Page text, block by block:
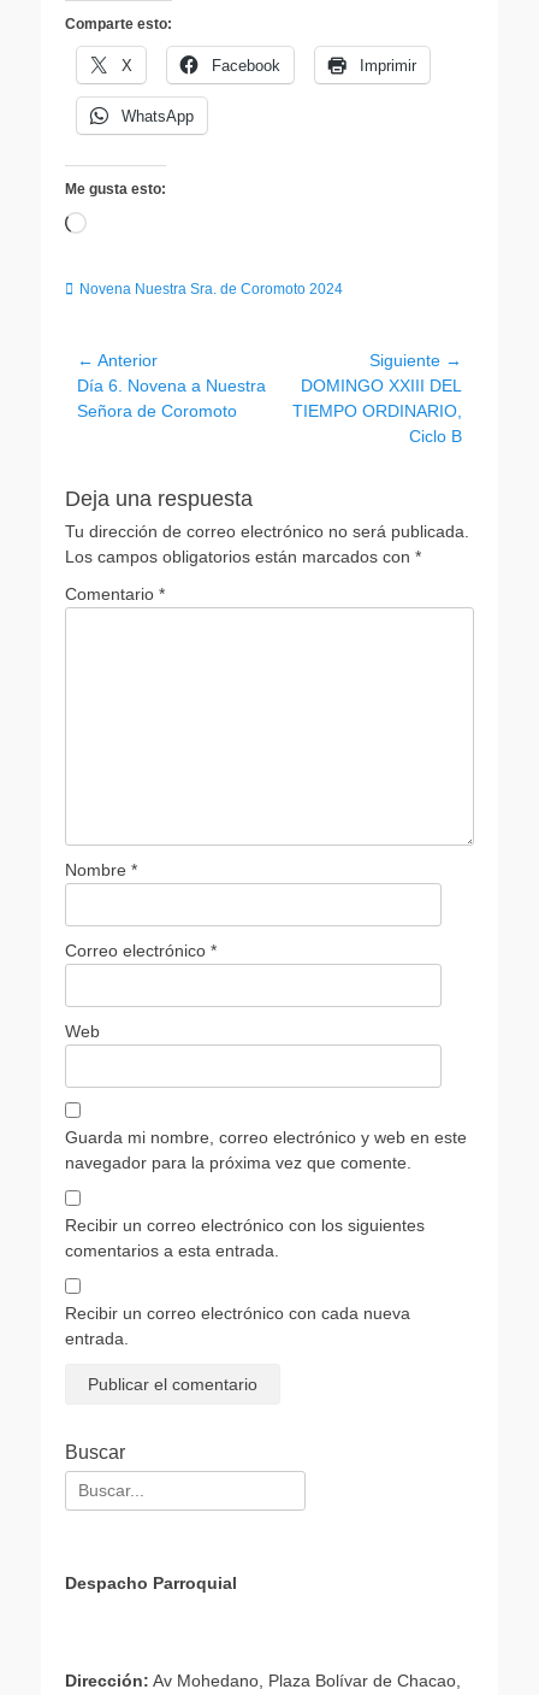
Comparte esto:
X Facebook Imprimir
WhatsApp
Me gusta esto:
Cargando...
Categorias
Novena Nuestra Sra. de Coromoto 2024
Navegación
de
entradas
← Anterior
Entrada
anterior:
Día 6. Novena a Nuestra
Señora de Coromoto
Siguiente →
Entrada
siguiente:
DOMINGO XXIII DEL
TIEMPO ORDINARIO,
Ciclo B
Deja una respuesta
Tu dirección de correo electrónico no será publicada.
Los campos obligatorios están marcados con *
Comentario *
Nombre *
Correo electrónico *
Web
Guarda mi nombre, correo electrónico y web en este
navegador para la próxima vez que comente.
Recibir un correo electrónico con los siguientes
comentarios a esta entrada.
Recibir un correo electrónico con cada nueva
entrada.
Buscar
Buscar:
Despacho Parroquial
Dirección: Av Mohedano, Plaza Bolívar de Chacao,